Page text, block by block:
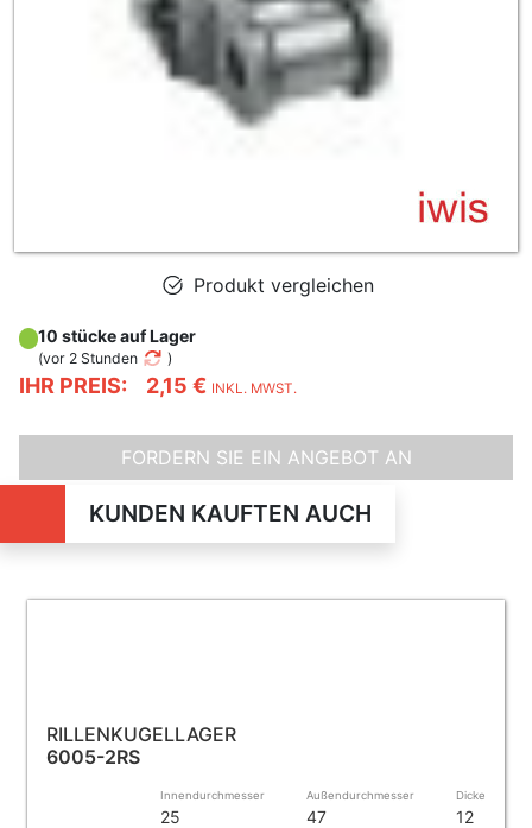
Produkt vergleichen
IHR PREIS: 2,15 € INKL. MWST.
10 stücke auf Lager
(vor 2 Stunden )
FORDERN SIE EIN ANGEBOT AN
KUNDEN KAUFTEN AUCH
RILLENKUGELLAGER
6005-2RS
Innendurchmesser
25
Außendurchmesser
47
Dicke
12